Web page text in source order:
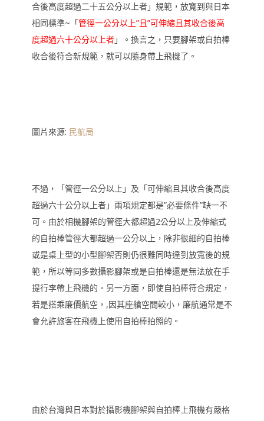
合後高度超過二十五公分以上者」規範，放寬到與日本
相同標準~「管徑一公分以上”且”可伸縮且其收合後高
度超過六十公分以上者」。換言之，只要腳架或自拍棒
收合後符合新規範，就可以隨身帶上飛機了。
圖片來源: 民航局
不過，「管徑一公分以上」及「可伸縮且其收合後高度
超過六十公分以上者」兩項規定都是”必要條件”缺一不
可。由於相機腳架的管徑大都超過2公分以上及伸縮式
的自拍棒管徑大都超過一公分以上，除非很細的自拍棒
或是桌上型的小型腳架否則仍很難同時達到放寬後的規
範，所以等同多數攝影腳架或是自拍棒還是無法放在手
提行李帶上飛機的。另一方面，即使自拍棒符合規定，
若是搭乘廉價航空，,因其座艙空間較小，廉航通常是不
會允許旅客在飛機上使用自拍棒拍照的。
由於台灣與日本對於攝影機腳架與自拍棒上飛機有嚴格